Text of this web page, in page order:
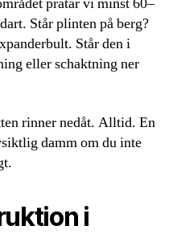
pratar vi minst 60–
Står plinten på berg?
Står den i
eller schaktning ner
rinner nedåt. Alltid. En
damm om du inte
i